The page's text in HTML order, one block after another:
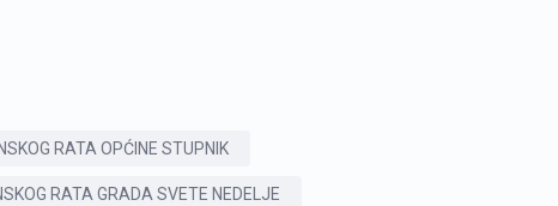
RATA OPĆINE STUPNIK
RATA GRADA SVETE NEDELJE